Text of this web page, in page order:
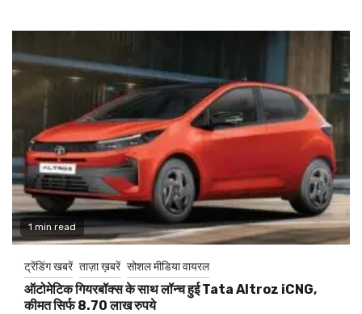
1 min read
ट्रेंडिंग खबरें ताज़ा ख़बरें सोशल मीडिया वायरल
ऑटोमेटिक गियरबॉक्स के साथ लॉन्च हुई Tata Altroz iCNG,
कीमत सिर्फ 8.70 लाख रुपये